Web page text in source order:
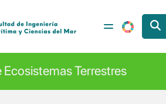
Ecosistemas Terrestres